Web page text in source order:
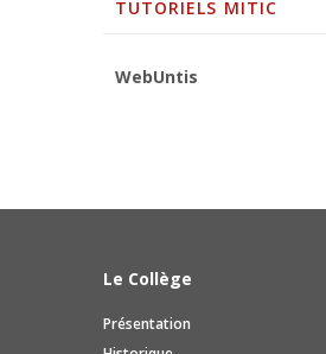
TUTORIELS MITIC
WebUntis
Le Collège
Présentation